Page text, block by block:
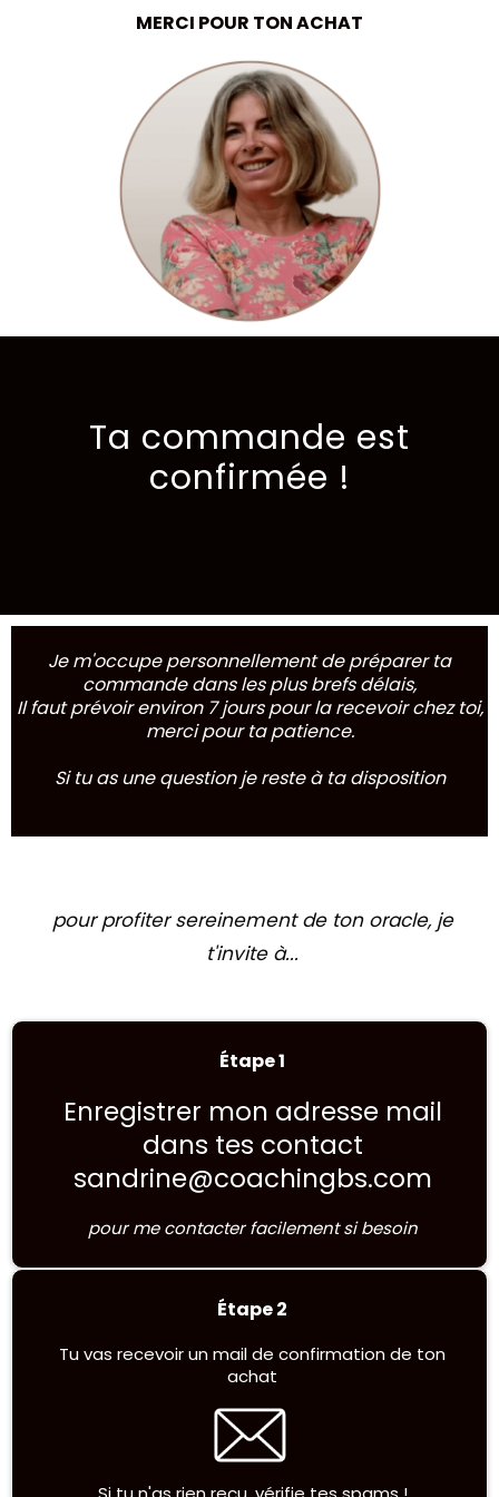
MERCI POUR TON ACHAT
Ta commande est
confirmée !
Je m'occupe personnellement de préparer ta
commande dans les plus brefs délais,
Il faut prévoir environ 7 jours pour la recevoir chez toi,
merci pour ta patience.
Si tu as une question je reste à ta disposition
pour profiter sereinement de ton oracle, je
t'invite à...
Étape 1
Enregistrer mon adresse mail
dans tes contact
sandrine@coachingbs.com
pour me contacter facilement si besoin
Étape 2
Tu vas recevoir un mail de confirmation de ton
achat